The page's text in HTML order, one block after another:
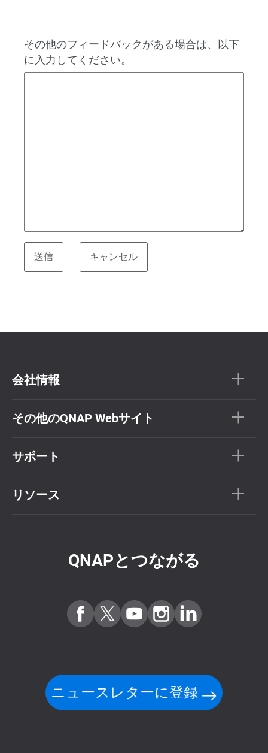
その他のフィードバックがある場合は、以下
に入力してください。
会社情報
その他のQNAP Webサイト
サポート
リソース
QNAPとつながる
ニュースレターに登録